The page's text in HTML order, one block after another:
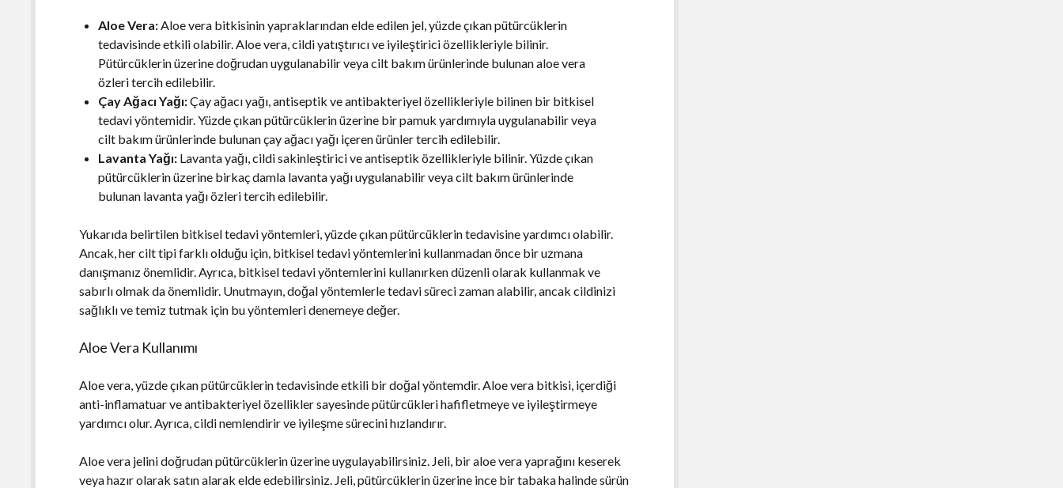
Aloe Vera:Aloe vera bitkisinin yapraklarından elde edilen jel, yüzde çıkan pütürcüklerin
tedavisinde etkili olabilir. Aloe vera, cildi yatıştırıcı ve iyileştirici özellikleriyle bilinir.
Pütürcüklerin üzerine doğrudan uygulanabilir veya cilt bakım ürünlerinde bulunan aloe vera
özleri tercih edilebilir.
Çay Ağacı Yağı:Çay ağacı yağı, antiseptik ve antibakteriyel özellikleriyle bilinen bir bitkisel
tedavi yöntemidir. Yüzde çıkan pütürcüklerin üzerine bir pamuk yardımıyla uygulanabilir veya
cilt bakım ürünlerinde bulunan çay ağacı yağı içeren ürünler tercih edilebilir.
Lavanta Yağı: Lavanta yağı, cildi sakinleştirici ve antiseptik özellikleriyle bilinir. Yüzde çıkan
pütürcüklerin üzerine birkaç damla lavanta yağı uygulanabilir veya cilt bakım ürünlerinde
bulunan lavanta yağı özleri tercih edilebilir.
Yukarıda belirtilen bitkisel tedavi yöntemleri, yüzde çıkan pütürcüklerin tedavisine yardımcı olabilir.
Ancak, her cilt tipi farklı olduğu için, bitkisel tedavi yöntemlerini kullanmadan önce bir uzmana
danışmanız önemlidir. Ayrıca, bitkisel tedavi yöntemlerini kullanırken düzenli olarak kullanmak ve
sabırlı olmak da önemlidir. Unutmayın, doğal yöntemlerle tedavi süreci zaman alabilir, ancak cildinizi
sağlıklı ve temiz tutmak için bu yöntemleri denemeye değer.
Aloe Vera Kullanımı
Aloe vera, yüzde çıkan pütürcüklerin tedavisinde etkili bir doğal yöntemdir. Aloe vera bitkisi, içerdiği
anti-inflamatuar ve antibakteriyel özellikler sayesinde pütürcükleri hafifletmeye ve iyileştirmeye
yardımcı olur. Ayrıca, cildi nemlendirir ve iyileşme sürecini hızlandırır.
Aloe vera jelini doğrudan pütürcüklerin üzerine uygulayabilirsiniz. Jeli, bir aloe vera yaprağını keserek
veya hazır olarak satın alarak elde edebilirsiniz. Jeli, pütürcüklerin üzerine ince bir tabaka halinde sürün